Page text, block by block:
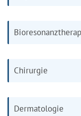
Chirurgie
Dermatologie